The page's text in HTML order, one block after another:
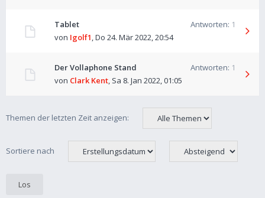
Tablet Antworten: 1
von Igolf1,Do 24. Mär 2022, 20:54
Der Vollaphone Stand Antworten: 1
von Clark Kent, Sa 8. Jan 2022, 01:05
Themen der letzten Zeit anzeigen:
Sortiere nach